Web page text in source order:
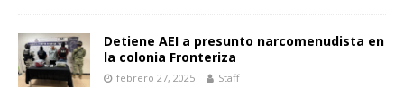
Detiene AEI a presunto narcomenudista en
la colonia Fronteriza
febrero 27, 2025 Staff